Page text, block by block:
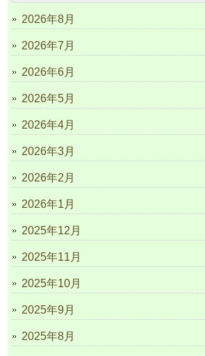
2026年8月
2026年7月
2026年6月
2026年5月
2026年4月
2026年3月
2026年2月
2026年1月
2025年12月
2025年11月
2025年10月
2025年9月
2025年8月